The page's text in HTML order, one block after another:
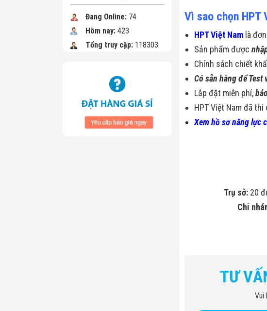
Đang Online: 74
Hôm nay: 423
Tổng truy cập: 118303
Vì sao chọn HPT
HPT Việt Nam là
Sản phẩm được
Chính sách chiết
Có sẵn hàng để Test
Lắp đặt miễn phí,
HPT Việt Nam đã
Xem hồ sơ năng lực
Trụ sở: 20
Chi
TƯ
Vui